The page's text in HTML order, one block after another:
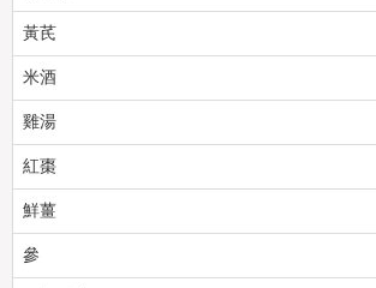
黃芪
米酒
雞湯
紅棗
鮮薑
參